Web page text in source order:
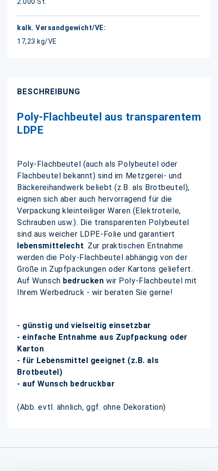
17,23 kg/VE
BESCHREIBUNG
Poly-Flachbeutel aus transparentem
LDPE
Poly-Flachbeutel (auch als Polybeutel oder
Flachbeutel bekannt) sind im Metzgerei- und
Bäckereihandwerk beliebt (z.B. als Brotbeutel),
eignen sich aber auch hervorragend für die
Verpackung kleinteiliger Waren (Elektroteile,
Schrauben usw.). Die transparenten Polybeutel
sind aus weicher LDPE-Folie und garantiert
lebensmittelecht. Zur praktischen Entnahme
werden die Poly-Flachbeutel abhängig von der
Größe in Zupfpackungen oder Kartons geliefert.
Auf Wunsch bedrucken wir Poly-Flachbeutel mit
Ihrem Werbedruck - wir beraten Sie gerne!
- günstig und vielseitig einsetzbar
- einfache Entnahme aus Zupfpackung oder
Karton
- für Lebensmittel geeignet (z.B. als
Brotbeutel)
- auf Wunsch bedruckbar
(Abb. evtl. ähnlich, ggf. ohne Dekoration)